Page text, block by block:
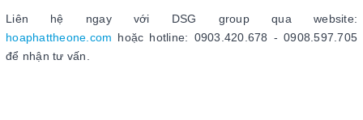
Liên hệ ngay với DSG group qua website:
hoaphattheone.com hoặc hotline: 0903.420.678 - 0908.597.705
để nhận tư vấn.